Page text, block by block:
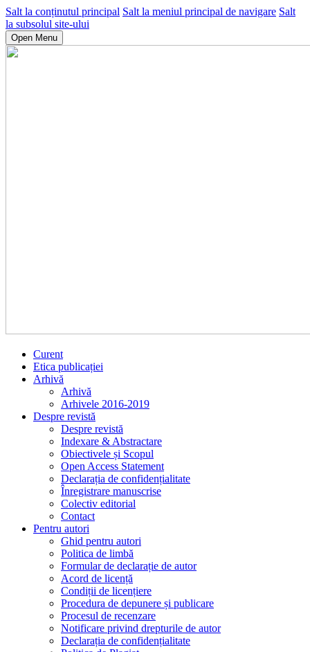
Salt la conținutul principal Salt la meniul principal de navigare Salt
la subsolul site-ului
Open Menu
Curent
Etica publicației
Arhivă
Arhivă
Arhivele 2016-2019
Despre revistă
Despre revistă
Indexare & Abstractare
Obiectivele și Scopul
Open Access Statement
Declarația de confidențialitate
Înregistrare manuscrise
Colectiv editorial
Contact
Pentru autori
Ghid pentru autori
Politica de limbă
Formular de declarație de autor
Acord de licență
Condiții de licențiere
Procedura de depunere și publicare
Procesul de recenzare
Notificare privind drepturile de autor
Declarația de confidențialitate